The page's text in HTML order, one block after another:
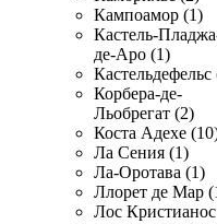
Кампоамор (1)
Кастель-
де-Аро (1)
Кастельдефельс
Корбера-де-
Льобрегат (2)
Коста Адехе
Ла Сения (1)
Ла-Оротава (1)
Ллорет де Мар
Лос